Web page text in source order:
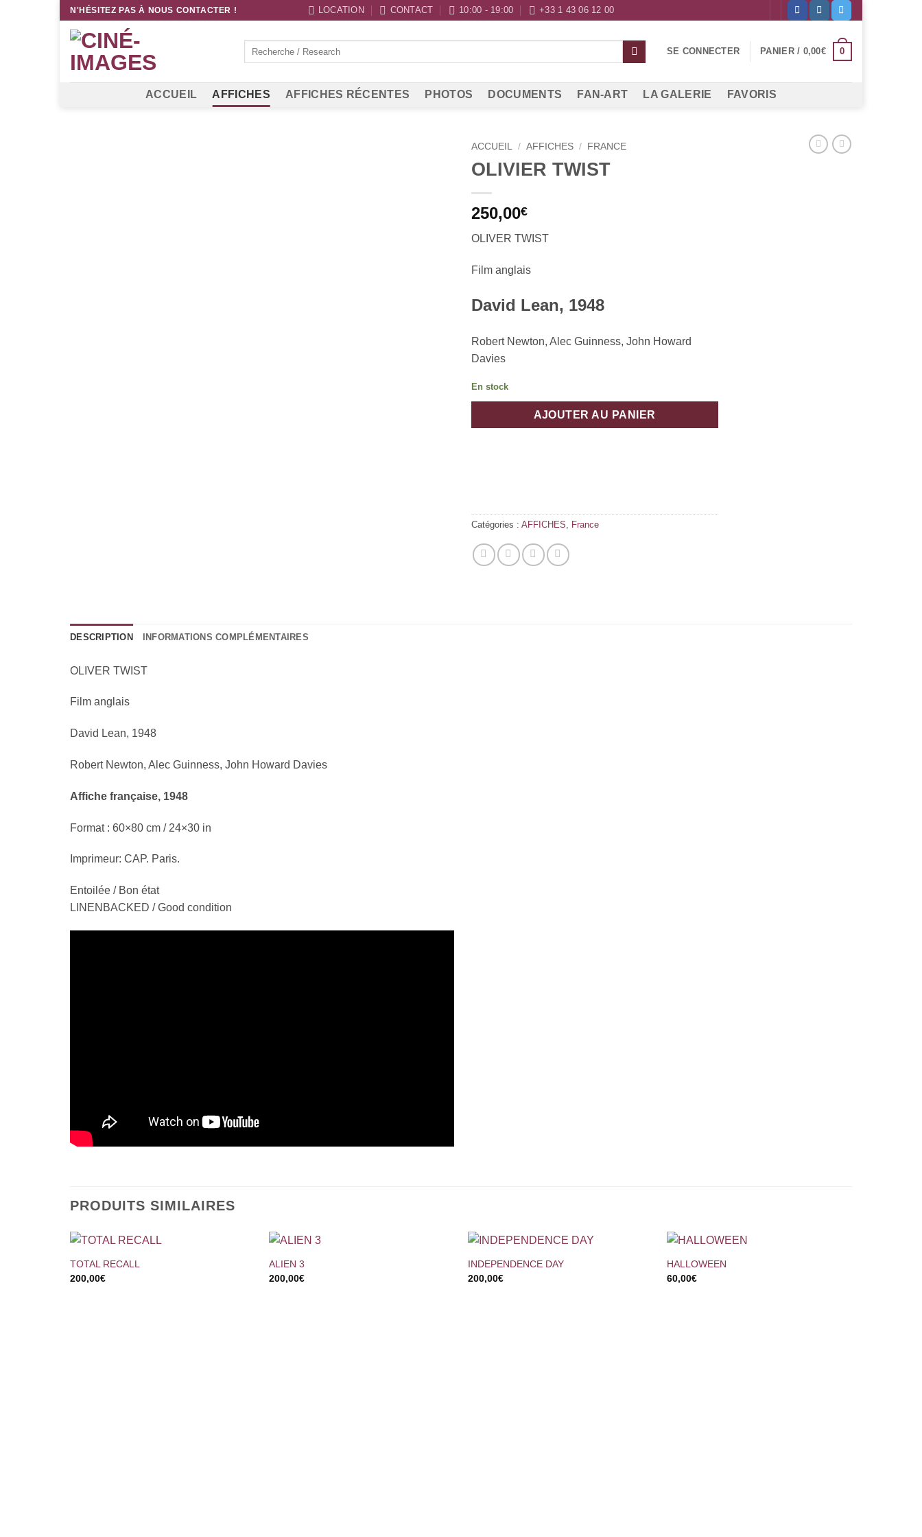
Passer
contenu
N'HÉSITEZ PAS À NOUS CONTACTER ! LOCATION CONTACT 10:00 - 19:00 +33 1 43 06 12 00
SE CONNECTER PANIER / 0,00€ 0
ACCUEIL AFFICHES AFFICHES RÉCENTES PHOTOS DOCUMENTS FAN-ART LA GALERIE FAVORIS
ACCUEIL / AFFICHES / FRANCE
OLIVIER TWIST
250,00€
OLIVER TWIST
Film anglais
David Lean, 1948
Robert Newton, Alec Guinness, John Howard
Davies
En stock
AJOUTER AU PANIER
Catégories : AFFICHES France
DESCRIPTION INFORMATIONS COMPLÉMENTAIRES
OLIVER TWIST
Film anglais
David Lean, 1948
Robert Newton, Alec Guinness, John Howard Davies
Affiche française, 1948
Format : 60×80 cm / 24×30 in
Imprimeur: CAP. Paris.
Entoilée / Bon état
LINENBACKED / Good condition
PRODUITS SIMILAIRES
+
TOTAL RECALL
200,00€
+
ALIEN 3
200,00€
+
INDEPENDENCE DAY
200,00€
+
HALLOWEEN
60,00€